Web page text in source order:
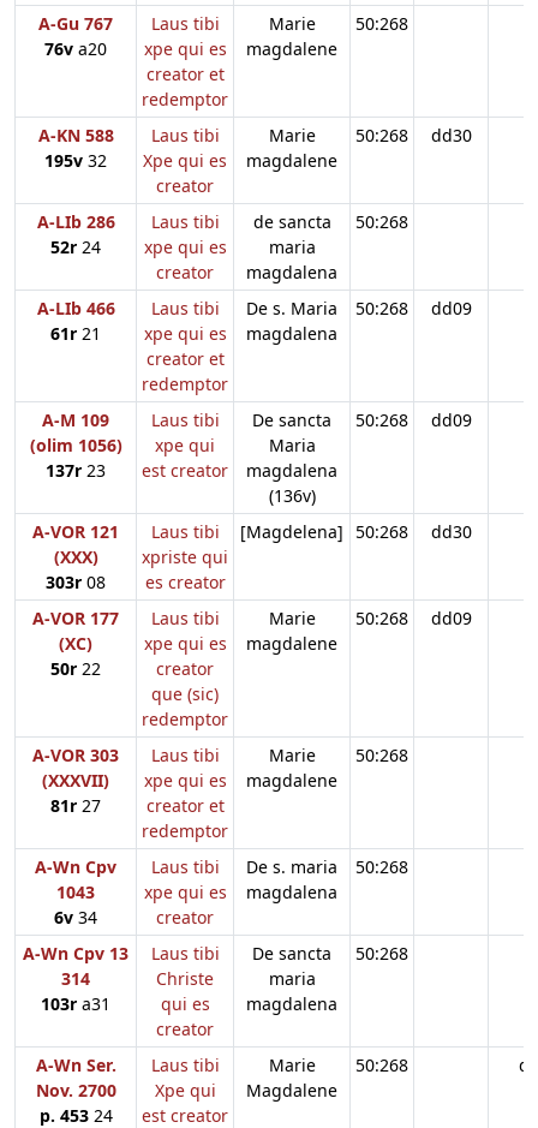
A-Gu 767
76v a20
Laus tibi
xpe qui es
creator et
redemptor
Marie
magdalene
50:268
A-KN 588
195v 32
Laus tibi
Xpe qui es
creator
Marie
magdalene
50:268 dd30
A-LIb 286
52r 24
Laus tibi
xpe qui es
creator
de sancta
maria
magdalena
50:268
A-LIb 466
61r 21
Laus tibi
xpe qui es
creator et
redemptor
De s. Maria
magdalena
50:268 dd09
A-M 109
(olim 1056)
137r 23
Laus tibi
xpe qui
est creator
De sancta
Maria
magdalena
(136v)
50:268 dd09
A-VOR 121
(XXX)
303r 08
Laus tibi
xpriste qui
es creator
[Magdelena] 50:268 dd30
A-VOR 177
(XC)
50r 22
Laus tibi
xpe qui es
creator
que (sic)
redemptor
Marie
magdalene
50:268 dd09
A-VOR 303
(XXXVII)
81r 27
Laus tibi
xpe qui es
creator et
redemptor
Marie
magdalene
50:268
A-Wn Cpv
1043
6v 34
Laus tibi
xpe qui es
creator
De s. maria
magdalena
50:268
A-Wn Cpv 13
314
103r a31
Laus tibi
Christe
qui es
creator
De sancta
maria
magdalena
50:268
A-Wn Ser.
Nov. 2700
p. 45324
Laus tibi
Xpe qui
est creator
Marie
Magdalene
50:268